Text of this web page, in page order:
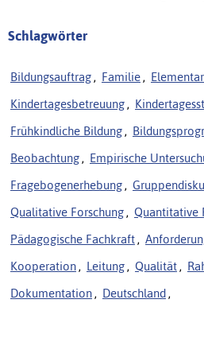
Schlagwörter
Bildungsauftrag , Familie ,
Kindertagesbetreuung ,
Frühkindliche Bildung ,
Beobachtung , Empirische
Fragebogenerhebung ,
Qualitative Forschung , Quantitative
Pädagogische Fachkraft ,
Kooperation , Leitung , Qualität ,
Dokumentation , Deutschland ,